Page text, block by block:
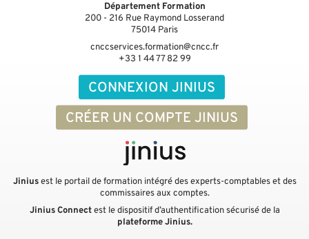
CONNEXION JINIUS
CRÉER UN COMPTE JINIUS
Département Formation
200 - 216 Rue Raymond Losserand
75014 Paris
cnccservices.formation@cncc.fr
+33 1 44 77 82 99
Jiniusest le portail de formation intégré des experts-comptables et des
commissaires aux comptes.
Jinius Connectest le dispositif d’authentification sécurisé de la
plateforme Jinius.